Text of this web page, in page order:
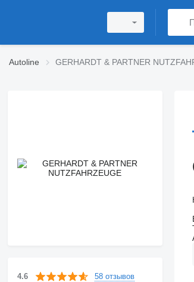
Autoline GERHARDT & PARTNER
4.6 58 отзывов